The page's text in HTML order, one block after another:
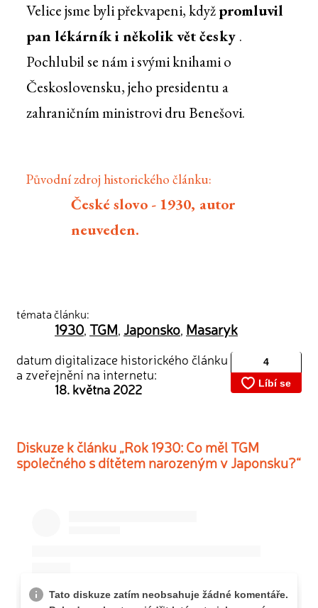
Velice jsme byli překvapeni, kdyžpromluvil
pan lékárník i několik vět česky .
Pochlubil se nám i svými knihami o
Československu, jeho presidentu a
zahraničním ministrovi dru Benešovi.
Původní zdroj historického článku:
České slovo - 1930, autor
neuveden.
témata článku:
1930, TGM, Japonsko, Masaryk
datum digitalizace historického článku
a zveřejnění na internetu:
18. května 2022
Diskuze k článku „Rok 1930: Co měl TGM
společného s dítětem narozeným v Japonsku?“